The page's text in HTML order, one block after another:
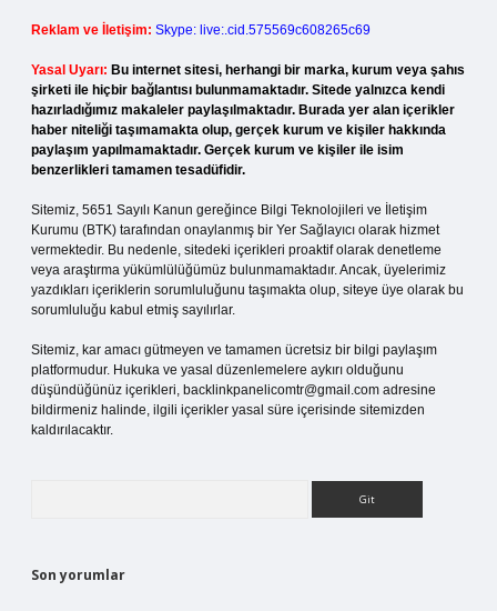
Reklam ve İletişim: Skype: live:.cid.575569c608265c69
Yasal Uyarı: Bu internet sitesi, herhangi bir marka, kurum veya şahıs
şirketi ile hiçbir bağlantısı bulunmamaktadır. Sitede yalnızca kendi
hazırladığımız makaleler paylaşılmaktadır. Burada yer alan içerikler
haber niteliği taşımamakta olup, gerçek kurum ve kişiler hakkında
paylaşım yapılmamaktadır. Gerçek kurum ve kişiler ile isim
benzerlikleri tamamen tesadüfidir.
Sitemiz, 5651 Sayılı Kanun gereğince Bilgi Teknolojileri ve İletişim
Kurumu (BTK) tarafından onaylanmış bir Yer Sağlayıcı olarak hizmet
vermektedir. Bu nedenle, sitedeki içerikleri proaktif olarak denetleme
veya araştırma yükümlülüğümüz bulunmamaktadır. Ancak, üyelerimiz
yazdıkları içeriklerin sorumluluğunu taşımakta olup, siteye üye olarak bu
sorumluluğu kabul etmiş sayılırlar.
Sitemiz, kar amacı gütmeyen ve tamamen ücretsiz bir bilgi paylaşım
platformudur. Hukuka ve yasal düzenlemelere aykırı olduğunu
düşündüğünüz içerikleri, backlinkpanelicomtr@gmail.com adresine
bildirmeniz halinde, ilgili içerikler yasal süre içerisinde sitemizden
kaldırılacaktır.
Son yorumlar